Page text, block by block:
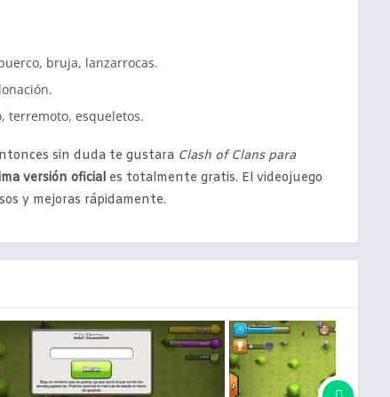
bruja, lanzarrocas.
terremoto, esqueletos.
sin duda te gustara Clash of Clans para
versión oficial es totalmente gratis. El videojuego
y mejoras rápidamente.